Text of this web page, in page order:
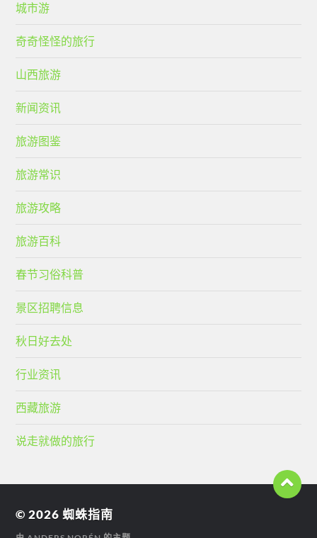
城市游
奇奇怪怪的旅行
山西旅游
新闻资讯
旅游图鉴
旅游常识
旅游攻略
旅游百科
春节习俗科普
景区招聘信息
秋日好去处
行业资讯
西藏旅游
说走就做的旅行
© 2026蜘蛛指南